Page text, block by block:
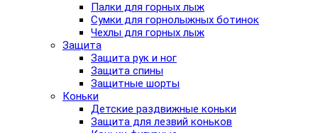
Палки для горных лыж
Сумки для горнолыжных ботинок
Чехлы для горных лыж
Защита
Защита рук и ног
Защита спины
Защитные шорты
Коньки
Детские раздвижные коньки
Защита для лезвий коньков